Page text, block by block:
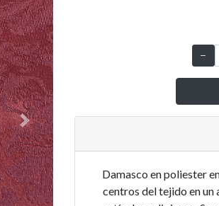
Next
Damasco en poliester
centros del tejido en un